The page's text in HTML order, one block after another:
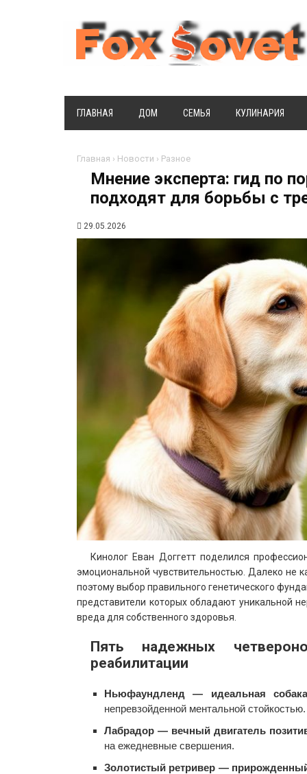
ГЛАВНАЯ ДОМ СЕМЬЯ КУЛИНАРИЯ
Главная › Новости › Разное
Мнение эксперта: гид по
подходят для борьбы с
29.05.2026
Кинолог Еван Доггетт поделился
эмоциональной чувствительностью. Далеко не
поэтому выбор правильного генетического
представители которых обладают уникальной
вреда для собственного здоровья.
Пять надежных
реабилитации
Ньюфаундленд — идеальная
непревзойденной ментальной стойкостью.
Лабрадор — вечный двигатель
на ежедневные свершения.
Золотистый ретривер —